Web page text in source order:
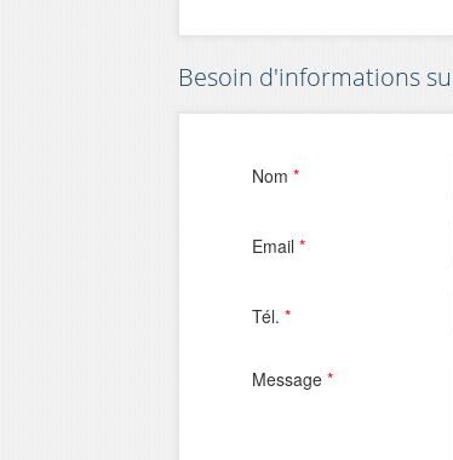
Besoin d'informations
Nom *
Email *
Tél. *
Message *